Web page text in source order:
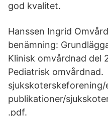
god kvalitet.
Hanssen Ingrid
benämning:
Klinisk omvårdnad del
Pediatrisk omvårdnad.
sjukskoterskeforening/
publikationer/
.pdf.